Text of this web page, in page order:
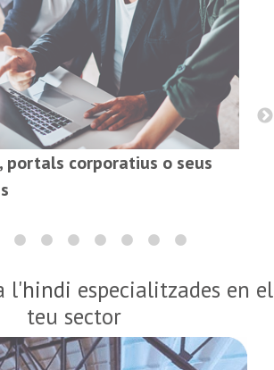
portals corporatius o seus
l'hindi especialitzades en el
teu sector